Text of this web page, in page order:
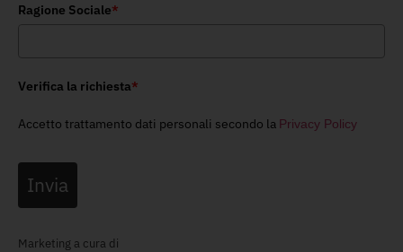
Ragione Sociale*
Verifica la richiesta*
Accetto trattamento dati personali secondo la Privacy Policy
Invia
Marketing a cura di